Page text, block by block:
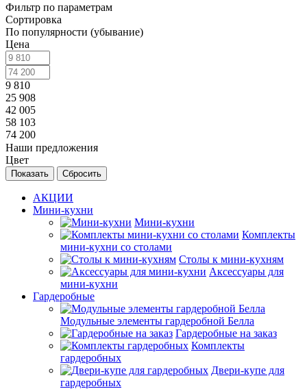
Фильтр по параметрам
Сортировка
По популярности (убывание)
Цена
9 810
25 908
42 005
58 103
74 200
Наши предложения
Цвет
Сбросить
АКЦИИ
Мини-кухни
Мини-кухни
Комплекты
мини-кухни со столами
Столы к мини-кухням
Аксессуары для
мини-кухни
Гардеробные
Модульные элементы гардеробной Белла
Гардеробные на заказ
Комплекты
гардеробных
Двери-купе для
гардеробных